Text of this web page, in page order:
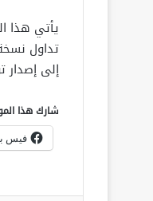
يأتي هذا
تداول
إلى إصدار
شارك هذا
فيس